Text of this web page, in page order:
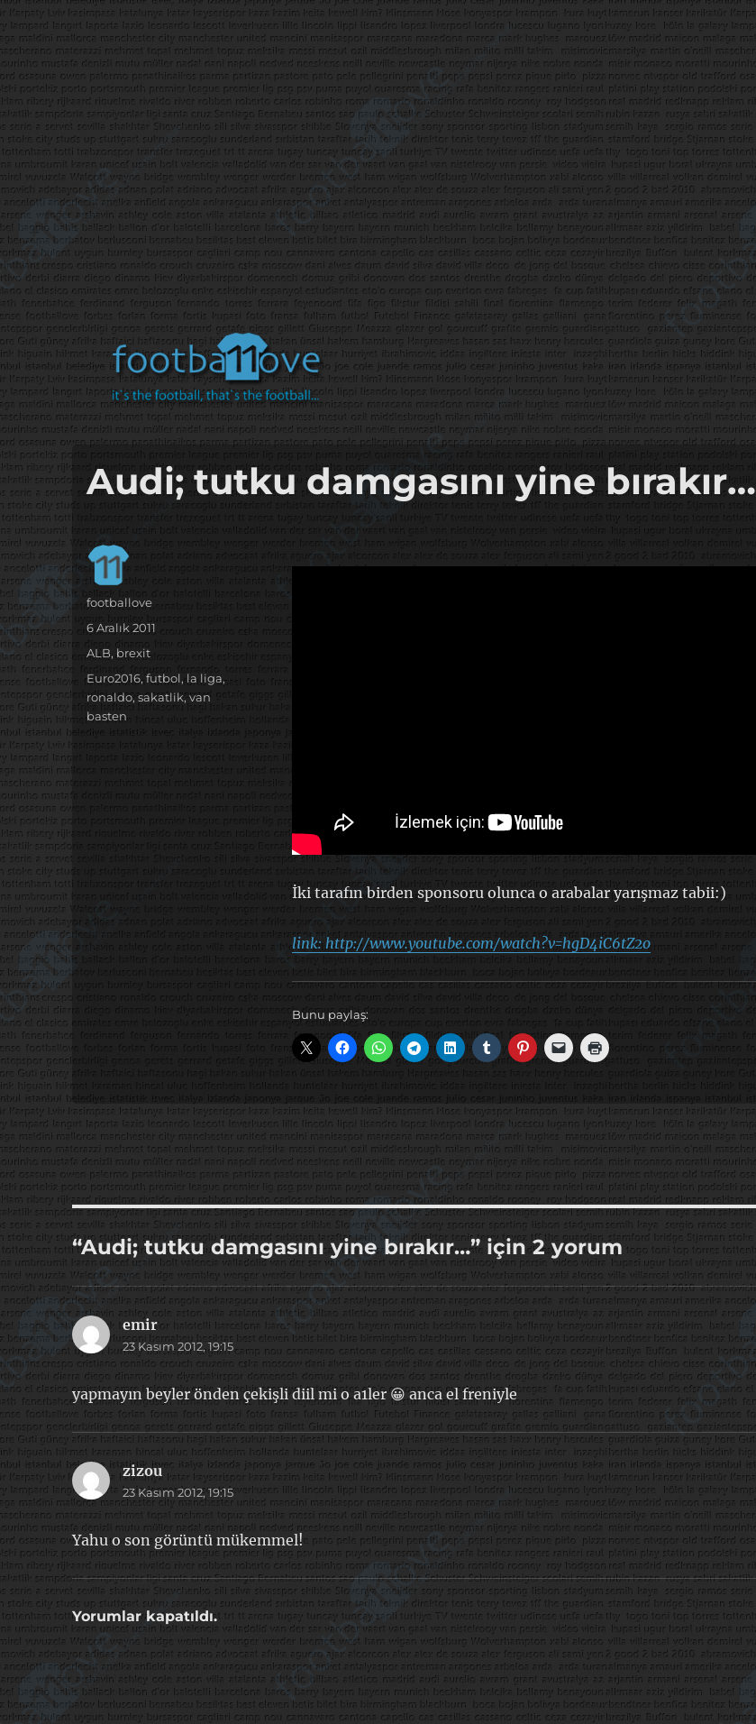
footbaLLove
it's the football, that's the football…
Audi; tutku damgasını yine bırakır…
İki tarafın birden sponsoru olunca o arabalar yarışmaz tabii:)
link: http://www.youtube.com/watch?v=hgD4iC6tZ2o
Bunu paylaş:
Yazar
footballove
Yayın
tarihi
6 Aralık 2011
Kategoriler
ALB, brexit
Etiketler
Euro2016,futbol, la liga,
ronaldo,sakatlik,van
basten
“Audi; tutku damgasını yine bırakır…” için 2 yorum
emirdedi
ki:
23 Kasım 2012, 19:15
yapmayın beyler önden çekişli diil mi o a1ler 😀 anca el freniyle
zizoudedi
ki:
23 Kasım 2012, 19:15
Yahu o son görüntü mükemmel!
Yorumlar kapatıldı.